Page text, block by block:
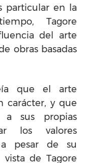
particular en la
Tagore
del arte
obras basadas
que el arte
carácter, y que
a sus propias
los valores
pesar de su
de Tagore